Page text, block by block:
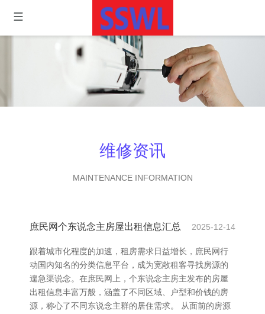
维修资讯
MAINTENANCE INFORMATION
庶民网个东说念主房屋出租信息汇总 2025-12-14
跟着城市化程度的加速，租房需求日益增长，庶民网行
动国内知名的分类信息平台，成为宽敞租客寻找房源的
遑急渠说念。在庶民网上，个东说念主房主发布的房屋
出租信息丰富万般，涵盖了不同区域、户型和价钱的房
源，称心了不同东说念主群的居住需求。 从面前的房源